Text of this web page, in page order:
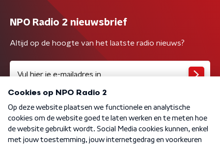
NPO Radio 2 nieuwsbrief
Altijd op de hoogte van het laatste radio nieuws?
Algemene voorwaarden